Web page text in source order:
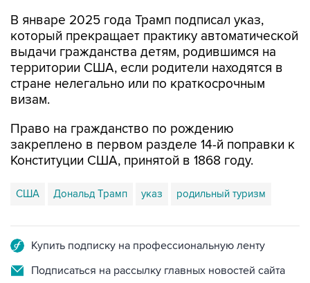
В январе 2025 года Трамп подписал указ,
который прекращает практику автоматической
выдачи гражданства детям, родившимся на
территории США, если родители находятся в
стране нелегально или по краткосрочным
визам.
Право на гражданство по рождению
закреплено в первом разделе 14-й поправки к
Конституции США, принятой в 1868 году.
США Дональд Трамп указ родильный туризм
Купить подписку на профессиональную ленту
Подписаться на рассылку главных новостей сайта